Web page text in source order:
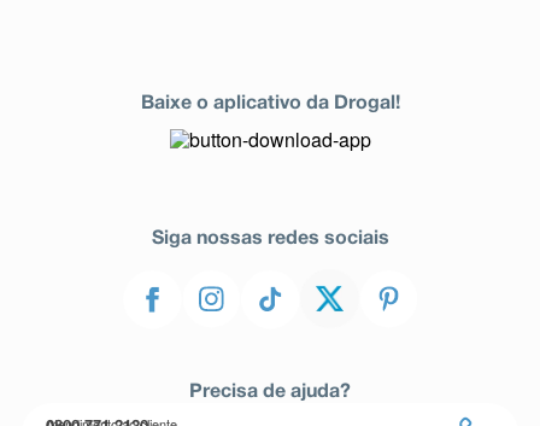
Baixe o aplicativo da Drogal!
Siga nossas redes sociais
Precisa de ajuda?